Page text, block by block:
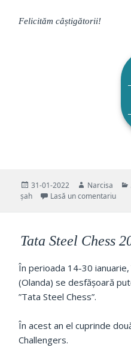
Felicităm câștigătorii!
Publicat
pe
31-01-2022 Autor
Narcisa
șah
Lasă un comentariula
Tata Steel Chess
În perioada 14-30
(Olanda) se desfășoară
”Tata Steel Chess”.
În acest an el cuprinde
Challengers.